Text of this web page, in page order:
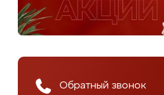
Обратный звонок